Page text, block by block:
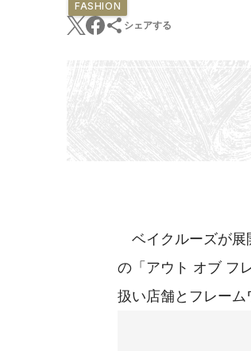
FASHION
シェアする
ベイクルーズが展
の「アウト オブ フ
扱い店舗とフレーム